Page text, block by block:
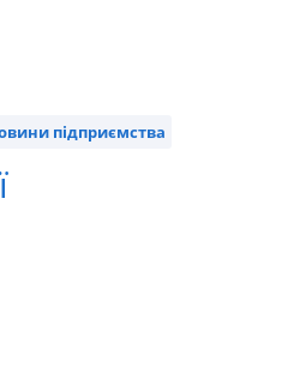
підприємства